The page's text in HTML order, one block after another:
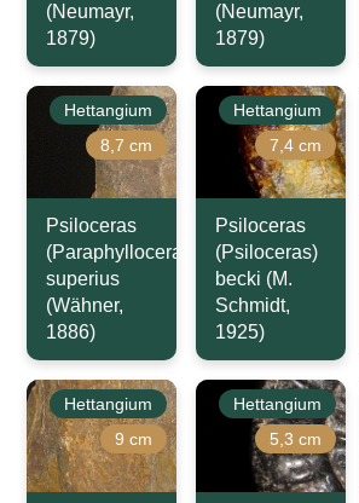
(Neumayr,
1879)
(Neumayr,
1879)
Hettangium
8,7 cm
Psiloceras
(Paraphylloceras)
superius
(Wähner,
1886)
Hettangium
7,4 cm
Psiloceras
(Psiloceras)
becki (M.
Schmidt,
1925)
Hettangium
9 cm
Hettangium
5,3 cm